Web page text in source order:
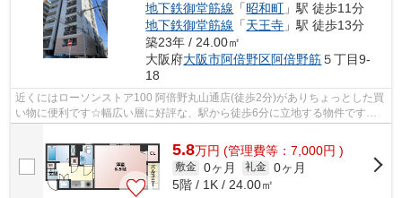
地下鉄御堂筋線 「昭和町 」駅 徒歩11分
地下鉄御堂筋線 「天王寺 」駅 徒歩13分
築23年 / 24.00㎡
大阪府大阪市阿倍野区阿倍野筋５丁目9-
18
近くにはローソンストア100 阿倍野丸山通店(徒歩2分)がありちょっとした買
い物に便利です☆幅広い層に好評な、駅から徒歩6分に立地する物件です☆
5.8万円 (管理費等：7,000円 )
敷金 0ヶ月 礼金 0ヶ月
5階 / 1K / 24.00㎡